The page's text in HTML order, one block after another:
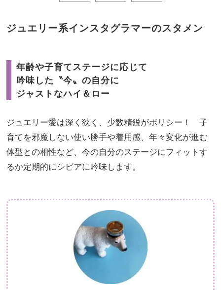
ジュエリー系インスタグラマーのスタメン
年齢や子育てステージに応じて
吟味した〝今〟の自分に
ジャストなハイ＆ロー
ジュエリー愛は深く狭く、少数精鋭がポリシー！ 子
育てを邪魔しない使い勝手や着用感、年々変化が進む
体型との相性など、今の自分のステージにフィットす
るか定期的にシビアに吟味します。